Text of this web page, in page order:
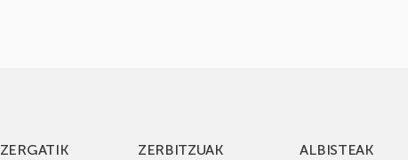
ZERGATIK
ZERBITZUAK ALBISTEAK